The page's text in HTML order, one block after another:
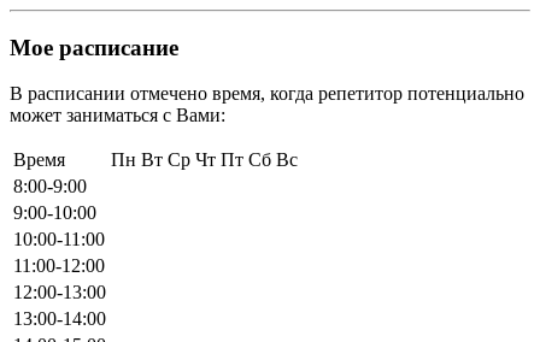
Мое расписание
В расписании отмечено время, когда репетитор потенциально
может заниматься с Вами:
Время Пн Вт Ср Чт Пт Сб Вс
8:00-9:00
9:00-10:00
10:00-11:00
11:00-12:00
12:00-13:00
13:00-14:00